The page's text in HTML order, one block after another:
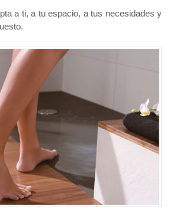
a ti, a tu espacio, a tus necesidades y